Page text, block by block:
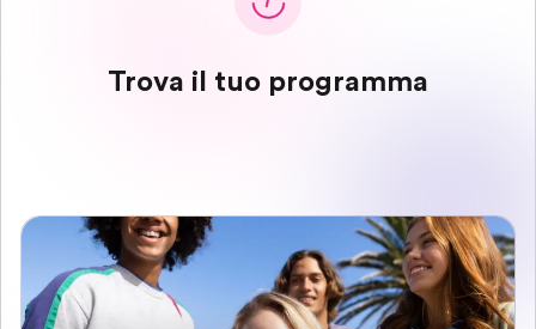
Trova il tuo programma